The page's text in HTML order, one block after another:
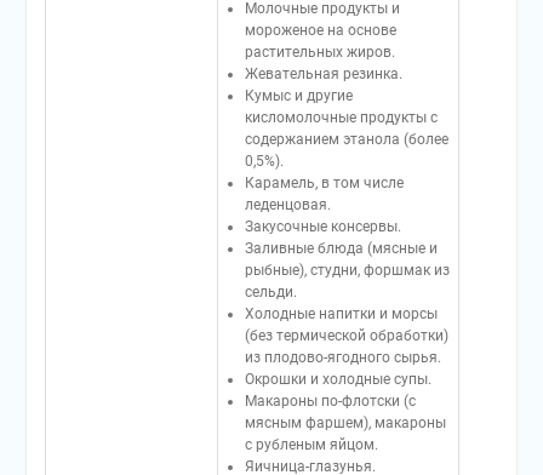
Молочные продукты и
мороженое на основе
растительных жиров.
Жевательная резинка.
Кумыс и другие
кисломолочные продукты с
содержанием этанола (более
0,5%).
Карамель, в том числе
леденцовая.
Закусочные консервы.
Заливные блюда (мясные и
рыбные), студни, форшмак из
сельди.
Холодные напитки и морсы
(без термической обработки)
из плодово-ягодного сырья.
Окрошки и холодные супы.
Макароны по-флотски (с
мясным фаршем), макароны
с рубленым яйцом.
Яичница-глазунья.